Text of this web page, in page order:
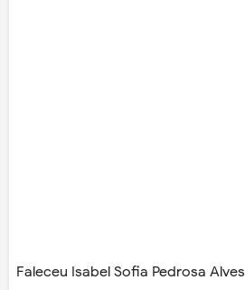
Faleceu Isabel Sofia Pedrosa Alves